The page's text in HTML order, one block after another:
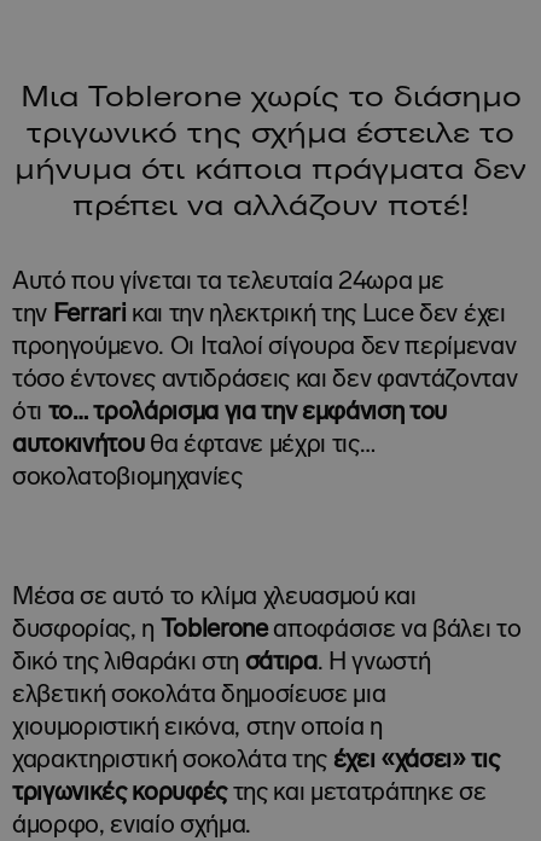
Μια Toblerone χωρίς το διάσημο
τριγωνικό της σχήμα έστειλε το
μήνυμα ότι κάποια πράγματα δεν
πρέπει να αλλάζουν ποτέ!
Αυτό που γίνεται τα τελευταία 24ωρα με
την Ferrari και την ηλεκτρική της Luce δεν έχει
προηγούμενο. Οι Ιταλοί σίγουρα δεν περίμεναν
τόσο έντονες αντιδράσεις και δεν φαντάζονταν
ότι το… τρολάρισμα για την εμφάνιση του
αυτοκινήτου θα έφτανε μέχρι τις…
σοκολατοβιομηχανίες
Μέσα σε αυτό το κλίμα χλευασμού και
δυσφορίας, η
Tobleroneαποφάσισε να βάλει το
δικό της λιθαράκι στη σάτιρα. Η γνωστή
ελβετική σοκολάτα δημοσίευσε μια
χιουμοριστική εικόνα, στην οποία η
χαρακτηριστική σοκολάτα της έχει «χάσει» τις
τριγωνικές κορυφέςτης και μετατράπηκε σε
άμορφο, ενιαίο σχήμα.